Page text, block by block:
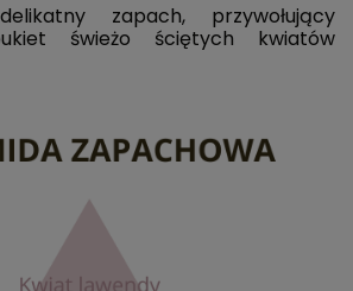
zapach, przywołujący
świeżo ściętych kwiatów